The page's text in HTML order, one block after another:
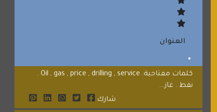
العنوان
كلمات مفتاحية: Oil , gas , price , drilling , service .
نفط . غاز...
شارك